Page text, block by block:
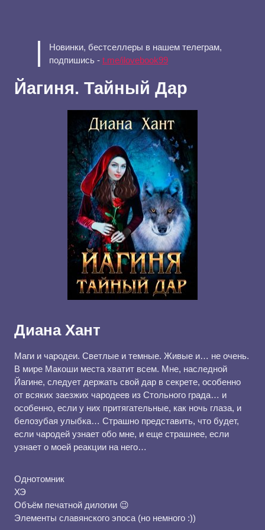
Новинки, бестселлеры в нашем телеграм,
подпишись - t.me/ilovebook99
Йагиня. Тайный Дар
Диана Хант
Маги и чародеи. Светлые и темные. Живые и… не очень.
В мире Макоши места хватит всем. Мне, наследной
Йагине, следует держать свой дар в секрете, особенно
от всяких заезжих чародеев из Стольного града… и
особенно, если у них притягательные, как ночь глаза, и
белозубая улыбка… Страшно представить, что будет,
если чародей узнает обо мне, и еще страшнее, если
узнает о моей реакции на него…
Однотомник
ХЭ
Объём печатной дилогии 😉
Элементы славянского эпоса (но немного :))